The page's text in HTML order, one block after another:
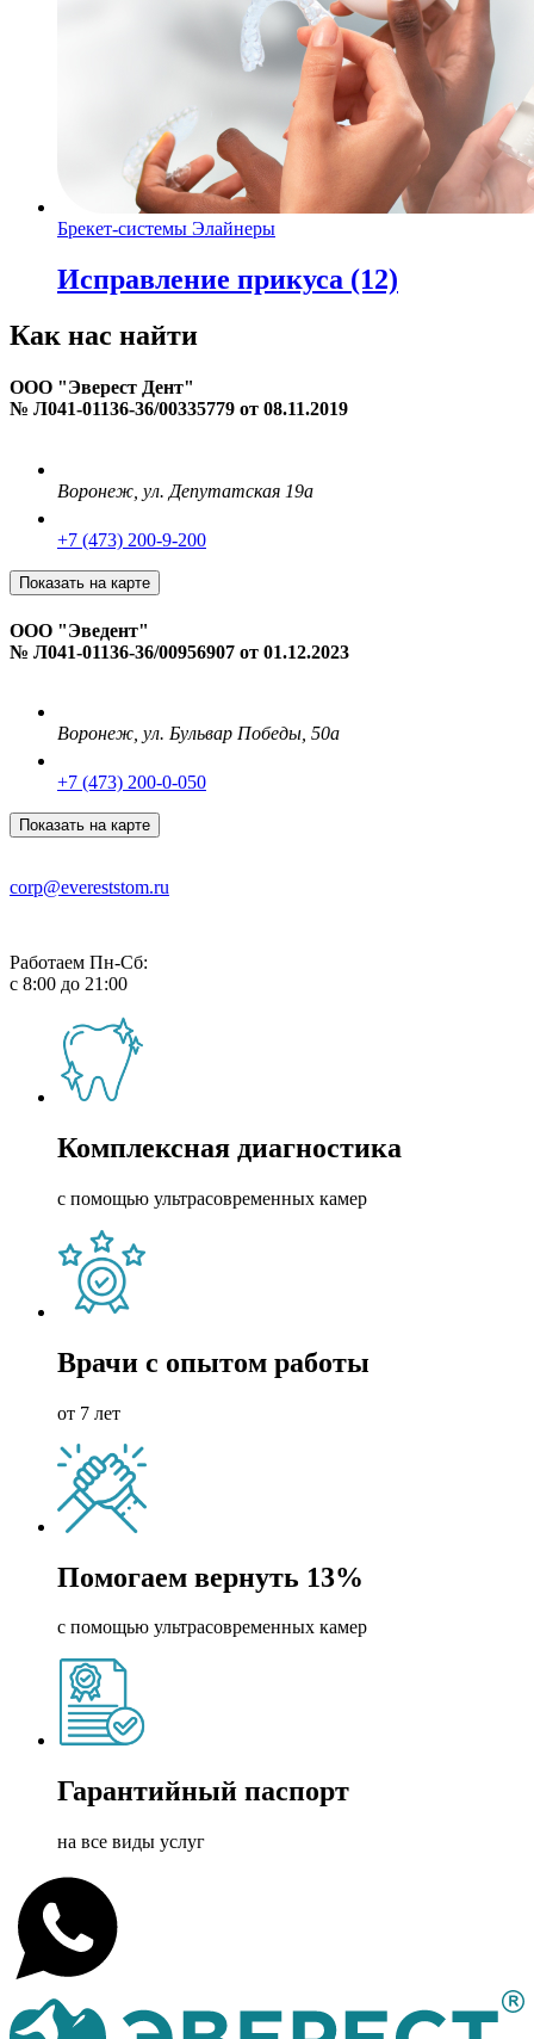
Брекет-системы Элайнеры
Исправление прикуса (12)
Как нас найти
ООО "Эверест Дент"
№ Л041-01136-36/00335779 от 08.11.2019
Воронеж ул. Депутатская 19а
+7 (473) 200-9-200
Показать на карте
ООО "Эведент"
№ Л041-01136-36/00956907 от 01.12.2023
Воронеж ул. Бульвар Победы, 50а
+7 (473) 200-0-050
Показать на карте
corp@evereststom.ru
Работаем Пн-Cб:
с 8:00 до 21:00
Комплексная диагностика
с помощью ультрасовременных камер
Врачи с опытом работы
от 7 лет
Помогаем вернуть 13%
с помощью ультрасовременных камер
Гарантийный паспорт
на все виды услуг